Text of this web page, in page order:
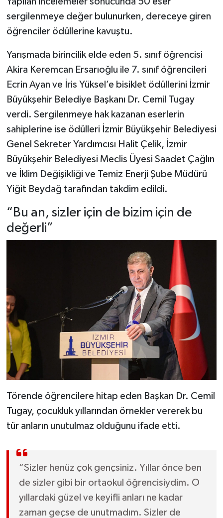
sergilenmeye değer bulunurken, dereceye giren
öğrenciler ödüllerine kavuştu.
Yarışmada birincilik elde eden 5. sınıf öğrencisi
Akira Keremcan Ersarıoğlu ile 7. sınıf öğrencileri
Ecrin Ayan ve İris Yüksel’e bisiklet ödüllerini İzmir
Büyükşehir Belediye Başkanı Dr. Cemil Tugay
verdi. Sergilenmeye hak kazanan eserlerin
sahiplerine ise ödülleri İzmir Büyükşehir Belediyesi
Genel Sekreter Yardımcısı Halit Çelik, İzmir
Büyükşehir Belediyesi Meclis Üyesi Saadet Çağlın
ve İklim Değişikliği ve Temiz Enerji Şube Müdürü
Yiğit Beydağ tarafından takdim edildi.
“Bu an, sizler için de bizim için de
değerli”
Törende öğrencilere hitap eden Başkan Dr. Cemil
Tugay, çocukluk yıllarından örnekler vererek bu
tür anların unutulmaz olduğunu ifade etti.
“Sizler henüz çok gençsiniz. Yıllar önce ben
de sizler gibi bir ortaokul öğrencisiydim. O
yıllardaki güzel ve keyifli anları ne kadar
zaman geçse de unutmadım. Sizler de